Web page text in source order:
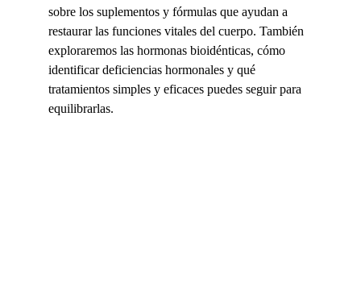
sobre los suplementos y fórmulas que ayudan a
restaurar las funciones vitales del cuerpo. También
exploraremos las hormonas bioidénticas, cómo
identificar deficiencias hormonales y qué
tratamientos simples y eficaces puedes seguir para
equilibrarlas.